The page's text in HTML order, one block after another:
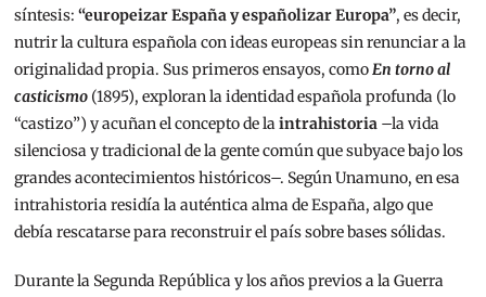
síntesis:“europeizar España y españolizar Europa”, es decir,
nutrir la cultura española con ideas europeas sin renunciar a la
originalidad propia. Sus primeros ensayos, comoEn torno al
casticismo (1895), exploran la identidad española profunda (lo
“castizo”) y acuñan el concepto de laintrahistoria –la vida
silenciosa y tradicional de la gente común que subyace bajo los
grandes acontecimientos históricos–. Según Unamuno, en esa
intrahistoria residía la auténtica alma de España, algo que
debía rescatarse para reconstruir el país sobre bases sólidas.
Durante la Segunda República y los años previos a la Guerra